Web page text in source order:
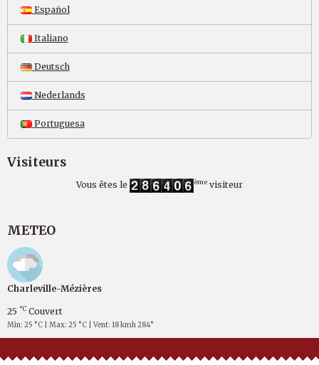
Español
Italiano
Deutsch
Nederlands
Portuguesa
Visiteurs
Vous êtes le ème visiteur
METEO
Charleville-Mézières
25 °C Couvert
Min: 25 °C | Max: 25 °C | Vent: 18 kmh 284°